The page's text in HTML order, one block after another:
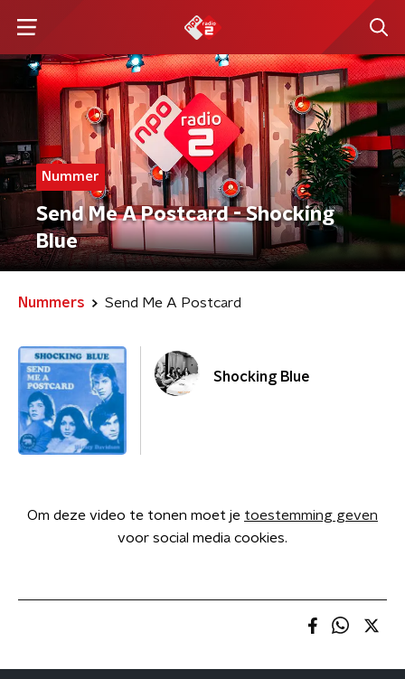
Nummer
Send Me A Postcard - Shocking
Blue
Nummers Send Me A Postcard
Shocking Blue
Om deze video te tonen moet je toestemming geven
voor social media cookies.